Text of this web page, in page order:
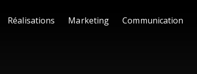
Réalisations Marketing Communication